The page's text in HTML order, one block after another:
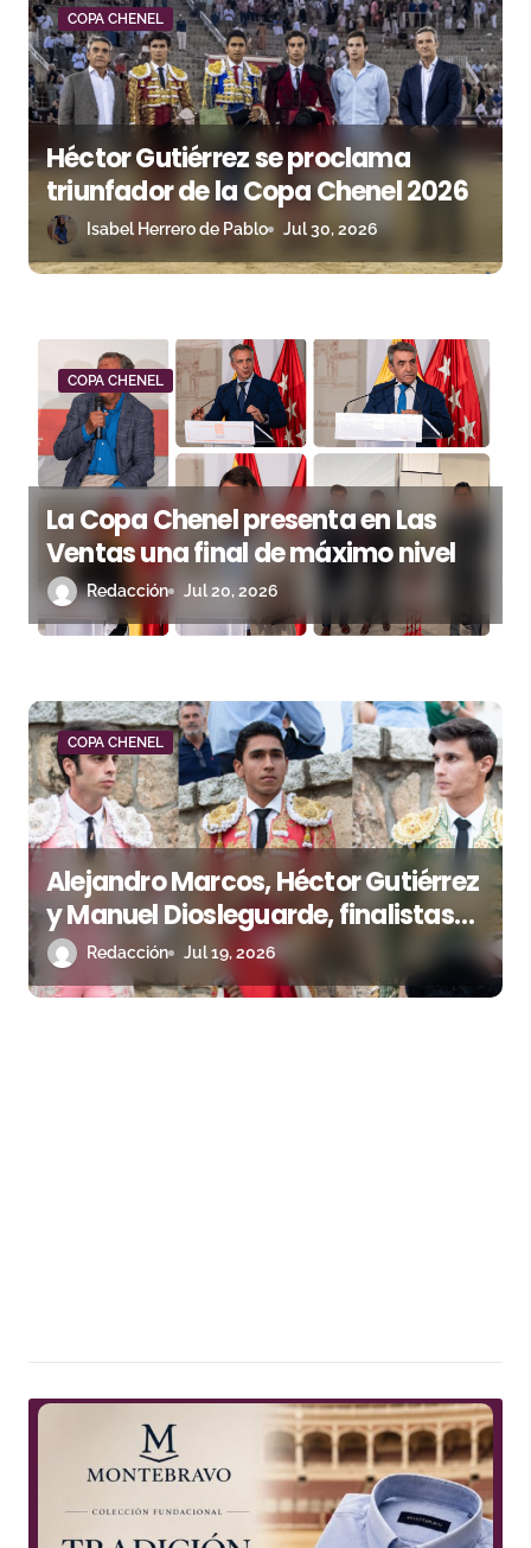
d
e
e
n
t
r
a
s
COPA CHENEL
Héctor Gutiérrez se proclama
triunfador de la Copa Chenel 2026
Isabel Herrero de Pablo Jul 30, 2026
COPA CHENEL
La Copa Chenel presenta en Las
Ventas una final de máximo nivel
Redacción Jul 20, 2026
COPA CHENEL
Alejandro Marcos, Héctor Gutiérrez
y Manuel Diosleguarde, finalistas
de la Copa Chenel 2026
Redacción Jul 19, 2026